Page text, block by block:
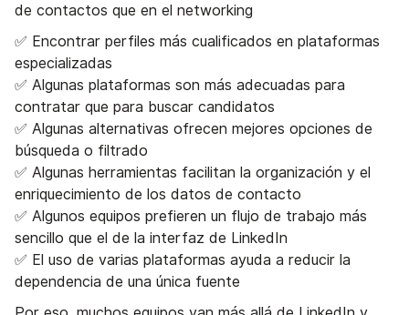
de contactos que en el networking
✅ Encontrar perfiles más cualificados en plataformas
especializadas
✅ Algunas plataformas son más adecuadas para
contratar que para buscar candidatos
✅ Algunas alternativas ofrecen mejores opciones de
búsqueda o filtrado
✅ Algunas herramientas facilitan la organización y el
enriquecimiento de los datos de contacto
✅ Algunos equipos prefieren un flujo de trabajo más
sencillo que el de la interfaz de LinkedIn
✅ El uso de varias plataformas ayuda a reducir la
dependencia de una única fuente